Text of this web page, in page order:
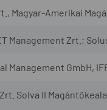
Magyar-Amerikai
Management Zrt.;
Management GmbH,
Solva II